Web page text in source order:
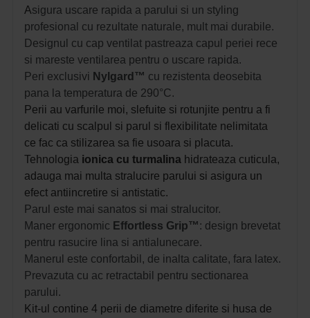
Asigura uscare rapida a parului si un styling
profesional cu rezultate naturale, mult mai durabile.
Designul cu cap ventilat pastreaza capul periei rece
si mareste ventilarea pentru o uscare rapida.
Peri exclusivi Nylgard™ cu rezistenta deosebita
pana la temperatura de 290°C.
Perii au varfurile moi, slefuite si rotunjite pentru a fi
delicati cu scalpul si parul si flexibilitate nelimitata
ce fac ca stilizarea sa fie usoara si placuta.
Tehnologia ionica cu turmalina hidrateaza cuticula,
adauga mai multa stralucire parului si asigura un
efect antiincretire si antistatic.
Parul este mai sanatos si mai stralucitor.
Maner ergonomic Effortless Grip™: design brevetat
pentru rasucire lina si antialunecare.
Manerul este confortabil, de inalta calitate, fara latex.
Prevazuta cu ac retractabil pentru sectionarea
parului.
Kit-ul contine 4 perii de diametre diferite si husa de